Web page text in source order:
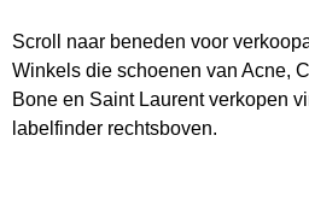
Scroll naar beneden voor
Winkels die schoenen van Acne,
Bone en Saint Laurent verkopen
labelfinder rechtsboven.